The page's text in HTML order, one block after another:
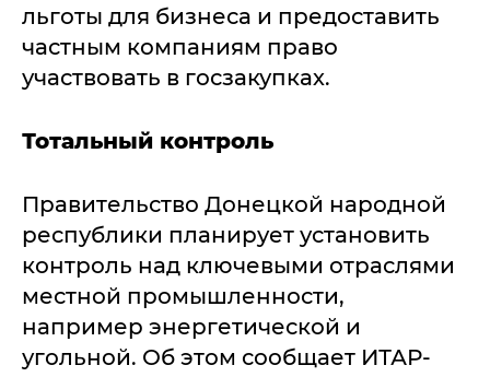
льготы для бизнеса и предоставить
частным компаниям право
участвовать в госзакупках.
Тотальный контроль
Правительство Донецкой народной
республики планирует установить
контроль над ключевыми отраслями
местной промышленности,
например энергетической и
угольной. Об этом сообщает ИТАР-